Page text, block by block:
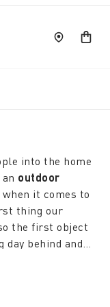
into the home
outdoor
it comes to
thing our
the first object
day behind and
Coincasa